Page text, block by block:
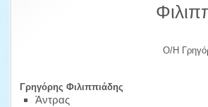
Γρηγόρης Φιλιππιάδης
Άντρας
Ο/Η